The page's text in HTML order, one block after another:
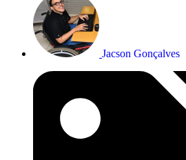
Jacson Gonçalves